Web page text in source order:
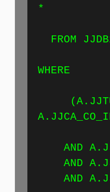
FROM
AND
AND
AND